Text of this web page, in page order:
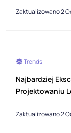
Zaktualizowano 2
Trends
Najbardziej
Projektowaniu
Zaktualizowano 2